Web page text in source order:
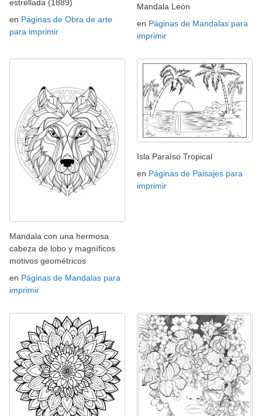
estrellada (1889)
en Páginas de Obra de arte
para imprimir
Mandala León
en Páginas de Mandalas para
imprimir
Mandala con una hermosa
cabeza de lobo y magníficos
motivos geométricos
en Páginas de Mandalas para
imprimir
Isla Paraíso Tropical
en Páginas de Paisajes para
imprimir